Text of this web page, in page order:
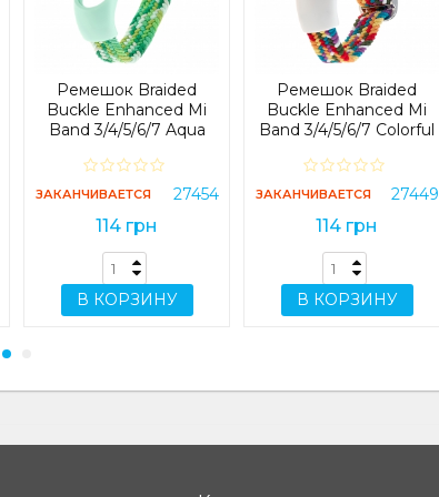
Ремешок Braided
Buckle Enhanced Mi
Band 3/4/5/6/7 Aqua
ЗАКАНЧИВАЕТСЯ 27454
114 грн
В КОРЗИНУ
Ремешок Braided
Buckle Enhanced Mi
Band 3/4/5/6/7 Colorful
ЗАКАНЧИВАЕТСЯ 27449
114 грн
В КОРЗИНУ